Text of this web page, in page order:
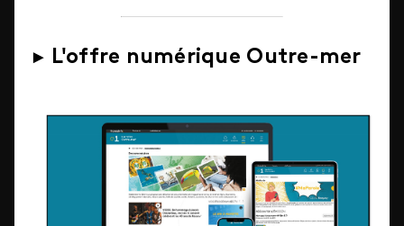
► L'offre numérique Outre-mer